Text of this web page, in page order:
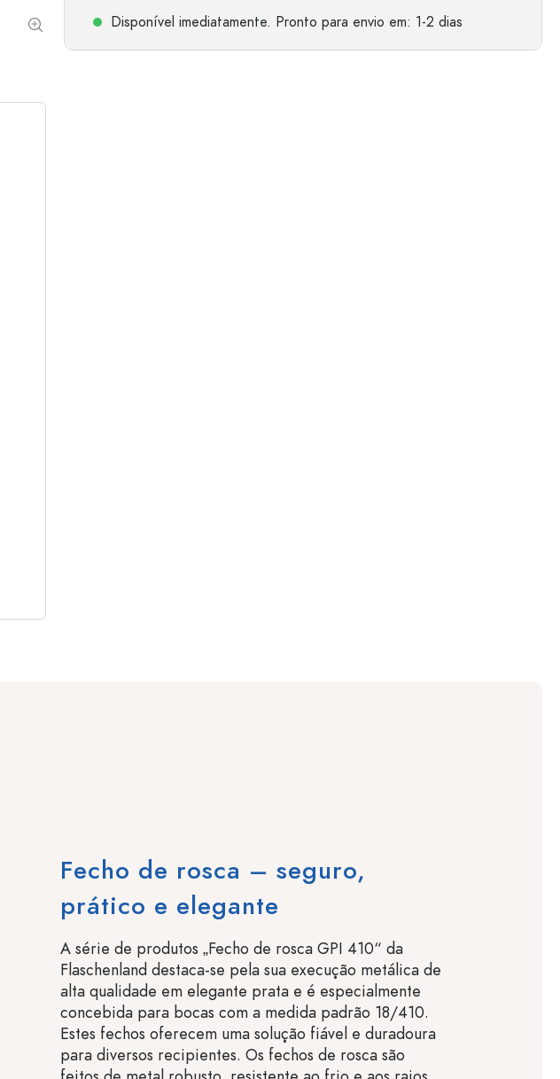
Disponível imediatamente. Pronto para envio em: 1-2 dias
Fecho de rosca – seguro,
prático e elegante
A série de produtos „Fecho de rosca GPI 410“ da
Flaschenland destaca-se pela sua execução metálica de
alta qualidade em elegante prata e é especialmente
concebida para bocas com a medida padrão 18/410.
Estes fechos oferecem uma solução fiável e duradoura
para diversos recipientes. Os fechos de rosca são